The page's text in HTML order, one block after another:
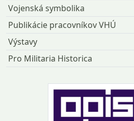
Vojenská symbolika
Publikácie pracovníkov VHÚ
Výstavy
Pro Militaria Historica